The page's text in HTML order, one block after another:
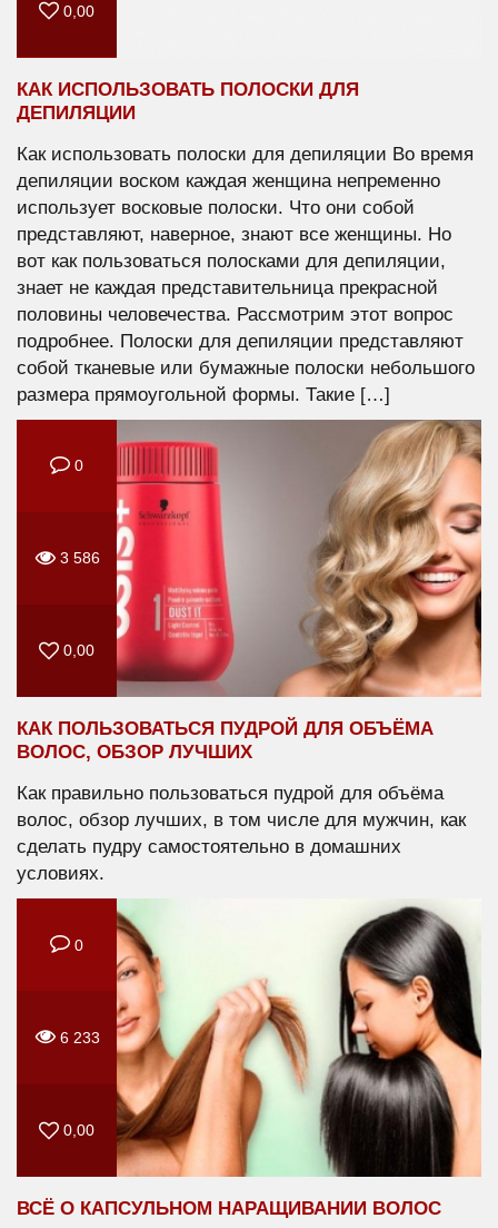
0,00
КАК ИСПОЛЬЗОВАТЬ ПОЛОСКИ ДЛЯ
ДЕПИЛЯЦИИ
Как использовать полоски для депиляции Во время
депиляции воском каждая женщина непременно
использует восковые полоски. Что они собой
представляют, наверное, знают все женщины. Но
вот как пользоваться полосками для депиляции,
знает не каждая представительница прекрасной
половины человечества. Рассмотрим этот вопрос
подробнее. Полоски для депиляции представляют
собой тканевые или бумажные полоски небольшого
размера прямоугольной формы. Такие […]
0
3 586
0,00
КАК ПОЛЬЗОВАТЬСЯ ПУДРОЙ ДЛЯ ОБЪЁМА
ВОЛОС, ОБЗОР ЛУЧШИХ
Как правильно пользоваться пудрой для объёма
волос, обзор лучших, в том числе для мужчин, как
сделать пудру самостоятельно в домашних
условиях.
0
6 233
0,00
ВСЁ О КАПСУЛЬНОМ НАРАЩИВАНИИ ВОЛОС